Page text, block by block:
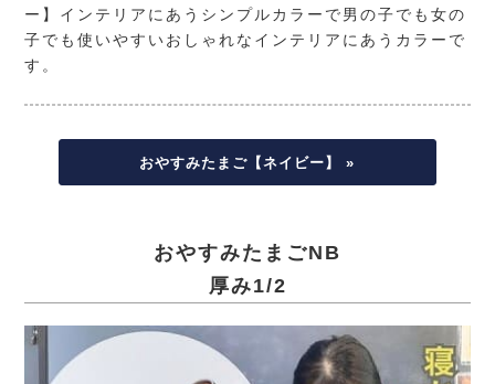
ー】インテリアにあうシンプルカラーで男の子でも女の
子でも使いやすいおしゃれなインテリアにあうカラーで
す。
おやすみたまご【ネイビー】 »
おやすみたまごNB
厚み1/2